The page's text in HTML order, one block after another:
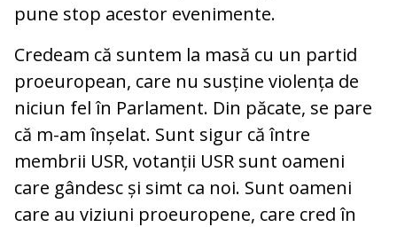
pune stop acestor evenimente.
Credeam că suntem la masă cu un partid
proeuropean, care nu susține violența de
niciun fel în Parlament. Din păcate, se pare
că m-am înșelat. Sunt sigur că între
membrii USR, votanții USR sunt oameni
care gândesc și simt ca noi. Sunt oameni
care au viziuni proeuropene, care cred în